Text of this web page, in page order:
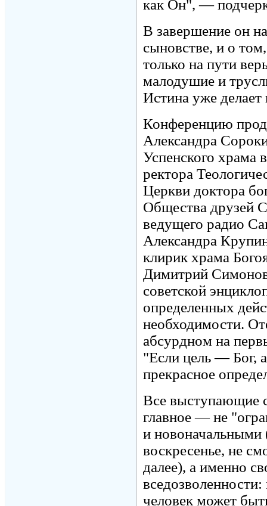
как Он", —
В завершение он
сыновстве, и о
только на пути
малодушие и
Истина уже
Конференцию
Александра
Успенского храма
ректора
Церкви доктора
Общества друзей
ведущего радио
Александра
клирик храма
Димитрий
советской
определенных
необходимости.
абсурдном на
"Если цель — Бог,
прекрасное
Все выступающие
главное — не
и новоначальными
воскресенье, не
далее), а именно
человек может